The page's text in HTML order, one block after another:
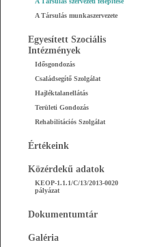
A Társulás munkaszervezete
Egyesített Szociális
Intézmények
Idősgondozás
Családsegítő Szolgálat
Hajléktalanellátás
Területi Gondozás
Rehabilitációs Szolgálat
Értékeink
Közérdekű adatok
KEOP-1.1.1/C/13/2013-0020
pályázat
Dokumentumtár
Galéria